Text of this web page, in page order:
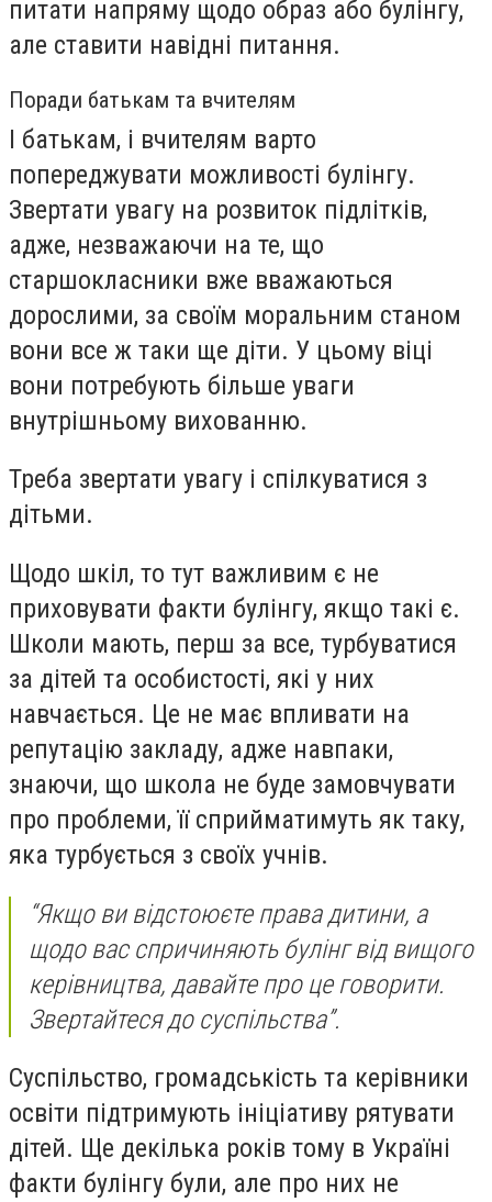
питати напряму щодо образ або булінгу,
але ставити навідні питання.
Поради батькам та вчителям
І батькам, і вчителям варто
попереджувати можливості булінгу.
Звертати увагу на розвиток підлітків,
адже, незважаючи на те, що
старшокласники вже вважаються
дорослими, за своїм моральним станом
вони все ж таки ще діти. У цьому віці
вони потребують більше уваги
внутрішньому вихованню.
Треба звертати увагу і спілкуватися з
дітьми.
Щодо шкіл, то тут важливим є не
приховувати факти булінгу, якщо такі є.
Школи мають, перш за все, турбуватися
за дітей та особистості, які у них
навчається. Це не має впливати на
репутацію закладу, адже навпаки,
знаючи, що школа не буде замовчувати
про проблеми, її сприйматимуть як таку,
яка турбується з своїх учнів.
“Якщо ви відстоюєте права дитини, а
щодо вас спричиняють булінг від вищого
керівництва, давайте про це говорити.
Звертайтеся до суспільства”.
Суспільство, громадськість та керівники
освіти підтримують ініціативу рятувати
дітей. Ще декілька років тому в Україні
факти булінгу були, але про них не